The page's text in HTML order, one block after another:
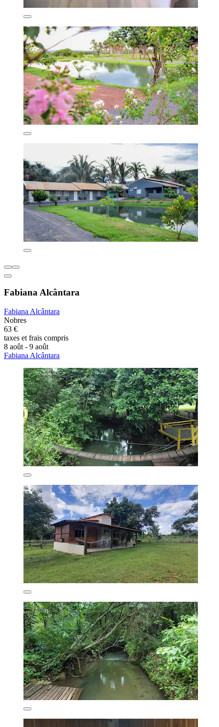
Fabiana Alcântara
Fabiana Alcântara
Nobres
63 €
taxes et frais compris
8 août - 9 août
Fabiana Alcântara